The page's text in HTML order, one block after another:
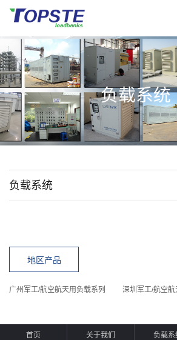
负载系统
负载系统
地区产品
广州军工/航空航天用负载系列 深圳军工/航空航
首页 关于我们 负载系